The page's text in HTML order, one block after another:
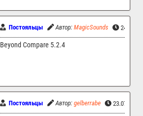
Постояльцы Автор: MagicSounds
Beyond Compare 5.2.4
Постояльцы Автор: gelberrabe